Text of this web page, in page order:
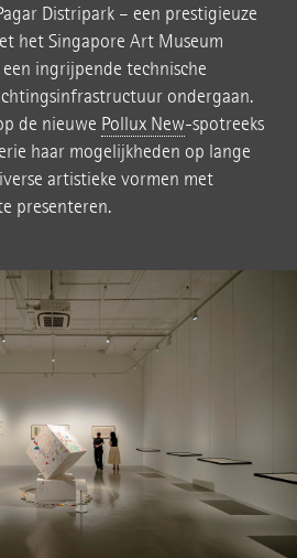
Distripark – een prestigieuze
het Singapore Art Museum
ingrijpende technische
ondergaan.
de nieuwe Pollux New-spotreeks
haar mogelijkheden op lange
artistieke vormen met
presenteren.